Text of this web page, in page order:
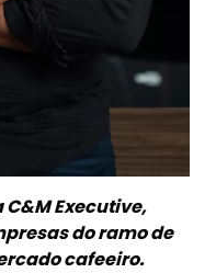
C&M Executive,
do ramo de
cafeeiro.